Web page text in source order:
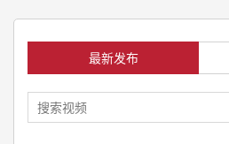
最新发布